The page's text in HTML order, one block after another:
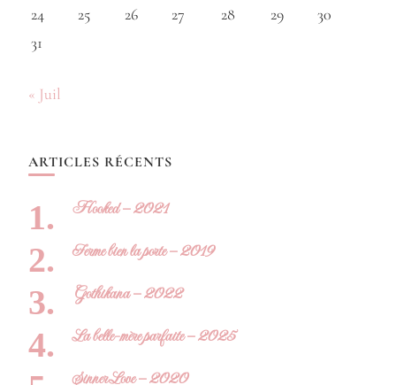
24
25 26 27 28 29
30
31
« Juil
ARTICLES RÉCENTS
Hooked – 2021
Ferme bien la porte – 2019
Gothikana – 2022
La belle-mère parfaite – 2025
Sinner Love – 2020